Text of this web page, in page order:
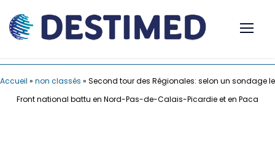
Accueil » non classés » Second tour des Régionales: selon un sondage le
Front national battu en Nord-Pas-de-Calais-Picardie et en Paca